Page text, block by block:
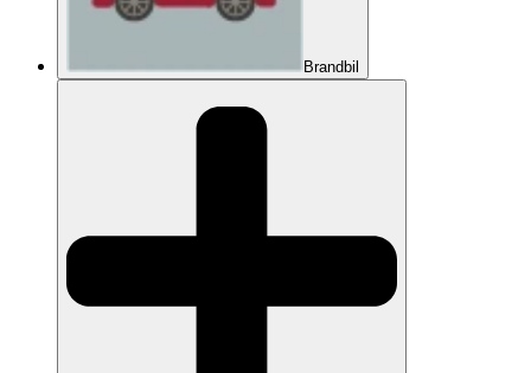
Brandbil